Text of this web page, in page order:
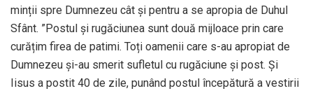
minții spre Dumnezeu cât și pentru a se apropia de Duhul
Sfânt. ”Postul și rugăciunea sunt două mijloace prin care
curățim firea de patimi. Toți oamenii care s-au apropiat de
Dumnezeu și-au smerit sufletul cu rugăciune și post. Și
Iisus a postit 40 de zile, punând postul începătură a vestirii